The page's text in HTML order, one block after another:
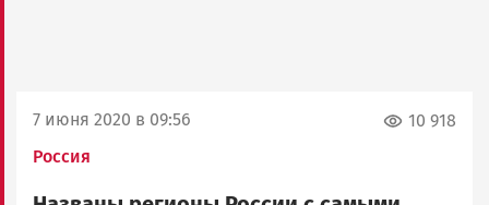
7 июня 2020 в 09:56
Россия
10 918